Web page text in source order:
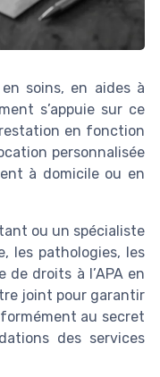
soins, en aides à
s’appuie sur ce
en fonction
personnalisée
à domicile ou en
ou un spécialiste
les pathologies, les
droits à l’APA en
joint pour garantir
au secret
des services